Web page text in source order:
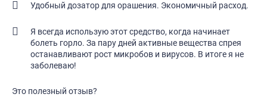
Удобный дозатор для орашения. Экономичный расход.
Я всегда использую этот средство, когда начинает
болеть горло. За пару дней активные вещества спрея
останавливают рост микробов и вирусов. В итоге я не
заболеваю!
Это полезный отзыв?